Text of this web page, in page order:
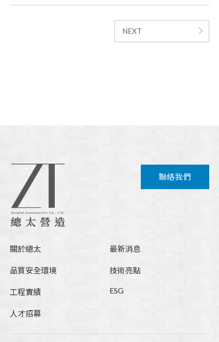
NEXT
關於總太 最新消息
品質安全環境 技術亮點
工程實績 ESG
人才招募
聯絡我們